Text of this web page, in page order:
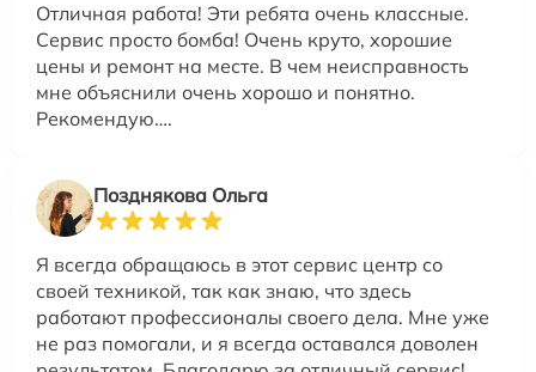
Отличная работа! Эти ребята очень классные.
Сервис просто бомба! Очень круто, хорошие
цены и ремонт на месте. В чем неисправность
мне объяснили очень хорошо и понятно.
Рекомендую….
Позднякова Ольга
Я всегда обращаюсь в этот сервис центр со
своей техникой, так как знаю, что здесь
работают профессионалы своего дела. Мне уже
не раз помогали, и я всегда оставался доволен